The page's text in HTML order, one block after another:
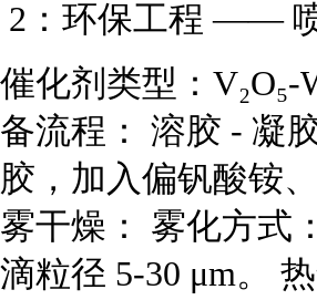
2：环保工程 ——
催化剂类型：
备流程： 溶胶 - 凝
胶，加入偏钒酸铵
雾干燥： 雾化方式
滴粒径 5-30 μm。